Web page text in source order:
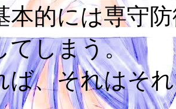
本的には専守
てしまう。
ば、それはそ